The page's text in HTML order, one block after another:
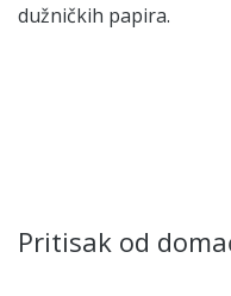
dužničkih papira.
Pritisak od